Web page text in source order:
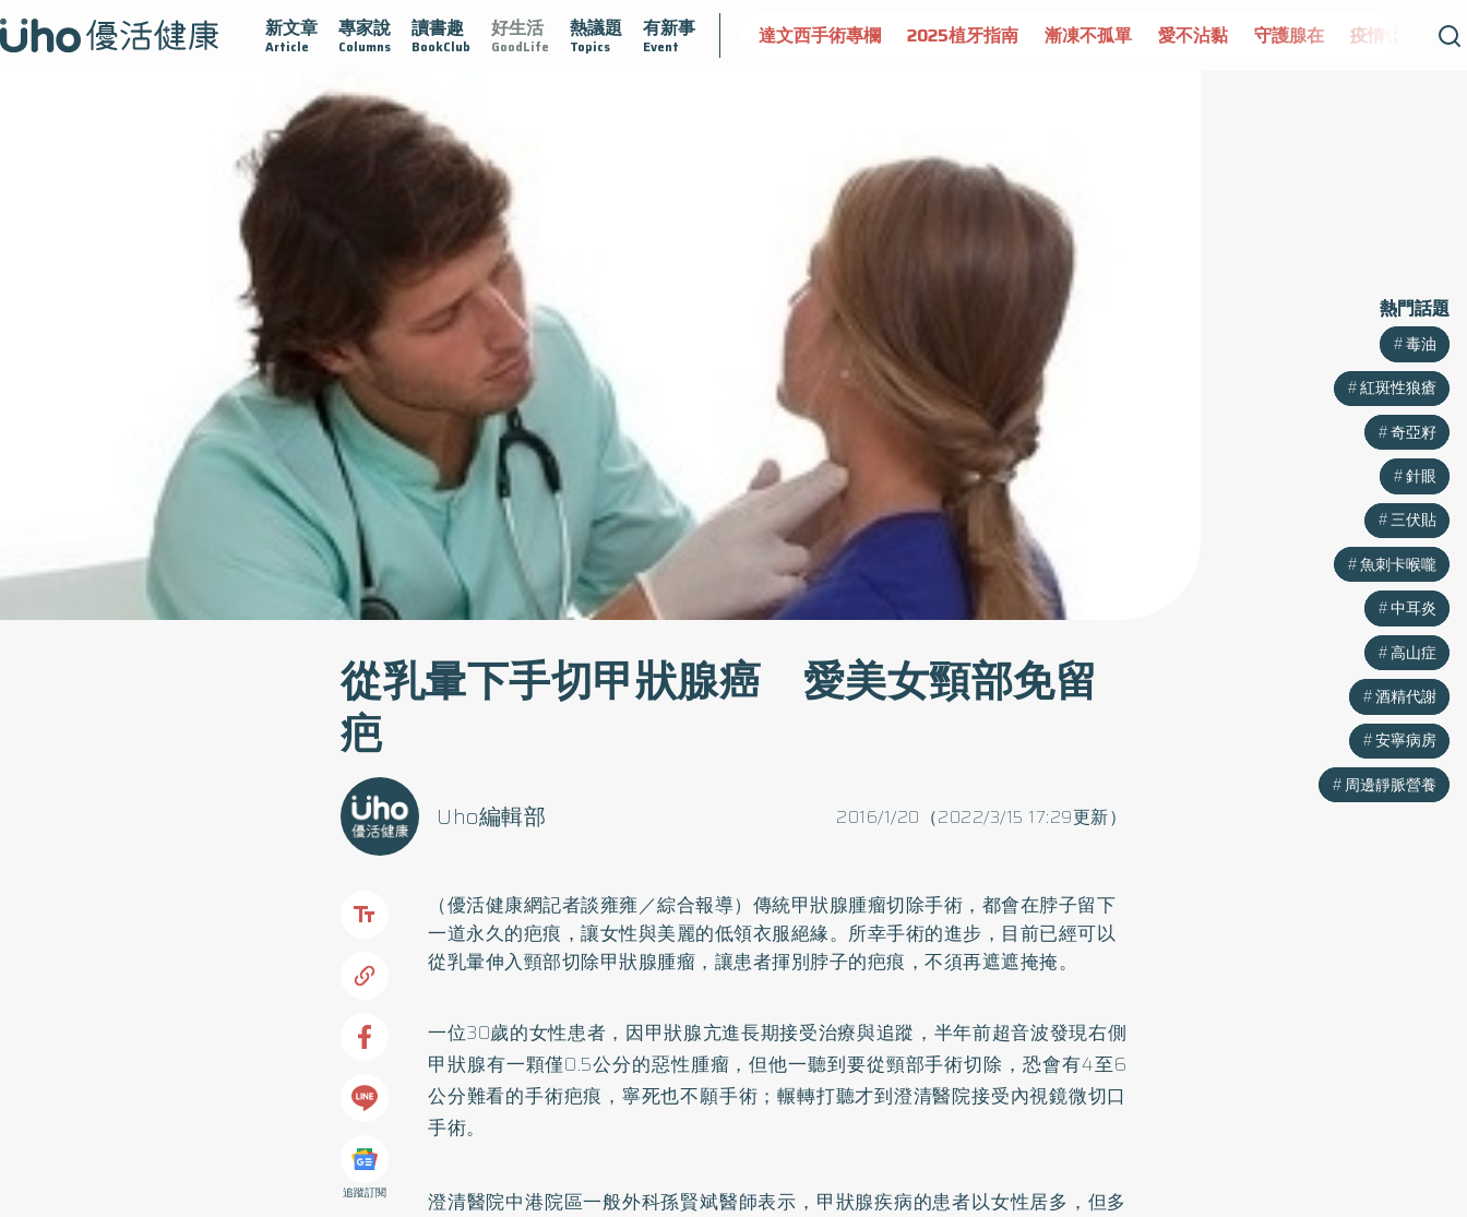
新文章
Article
專家說
Columns
讀書趣
BookClub
好生活
GoodLife
熱議題
Topics
有新事
Event
疫情保衛戰 再生醫學 愛的未來視 認識攝護腺肥大 守護骨骼健康 達文西手術專欄 2025植牙指南 漸凍不孤單 愛不沾黏 守護腺在 疫情保衛戰 再生醫學 愛
從乳暈下手切甲狀腺癌 愛美女頸部免留
疤
2016/1/20（2022/3/15 17:29更新）
Uho編輯部
追蹤訂閱
（優活健康網記者談雍雍／綜合報導）傳統甲狀腺腫瘤切除手術，都會在脖子留下
一道永久的疤痕，讓女性與美麗的低領衣服絕緣。所幸手術的進步，目前已經可以
從乳暈伸入頸部切除甲狀腺腫瘤，讓患者揮別脖子的疤痕，不須再遮遮掩掩。
一位30歲的女性患者，因甲狀腺亢進長期接受治療與追蹤，半年前超音波發現右側
甲狀腺有一顆僅0.5公分的惡性腫瘤，但他一聽到要從頸部手術切除，恐會有4至6
公分難看的手術疤痕，寧死也不願手術；輾轉打聽才到澄清醫院接受內視鏡微切口
手術。
澄清醫院中港院區一般外科孫賢斌醫師表示，甲狀腺疾病的患者以女性居多，但多
熱門話題
毒油
紅斑性狼瘡
奇亞籽
針眼
三伏貼
魚刺卡喉嚨
中耳炎
高山症
酒精代謝
安寧病房
周邊靜脈營養
熱門話題
毒油
紅斑性狼瘡
奇亞籽
針眼
三伏貼
魚刺卡喉嚨
中耳炎
高山症
酒精代謝
安寧病房
周邊靜脈營養